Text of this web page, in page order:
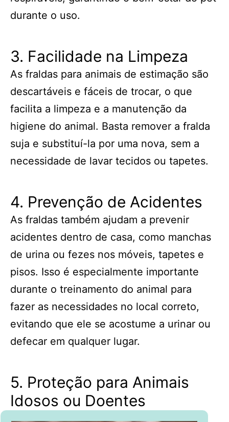
durante o uso.
3. Facilidade na Limpeza
As fraldas para animais de estimação são
descartáveis e fáceis de trocar, o que
facilita a limpeza e a manutenção da
higiene do animal. Basta remover a fralda
suja e substituí-la por uma nova, sem a
necessidade de lavar tecidos ou tapetes.
4. Prevenção de Acidentes
As fraldas também ajudam a prevenir
acidentes dentro de casa, como manchas
de urina ou fezes nos móveis, tapetes e
pisos. Isso é especialmente importante
durante o treinamento do animal para
fazer as necessidades no local correto,
evitando que ele se acostume a urinar ou
defecar em qualquer lugar.
5. Proteção para Animais
Idosos ou Doentes